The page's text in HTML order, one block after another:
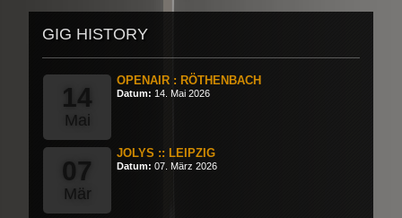
GIG HISTORY
14
Mai
OPENAIR : RÖTHENBACH
Datum: 14. Mai 2026
07
Mär
JOLYS :: LEIPZIG
Datum: 07. März 2026